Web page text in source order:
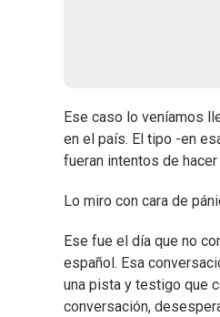
Ese caso lo veníamos
en el país. El tipo -en
fueran intentos de
Lo miro con cara de
Ese fue el día que no
español. Esa
una pista y testigo que
conversación,